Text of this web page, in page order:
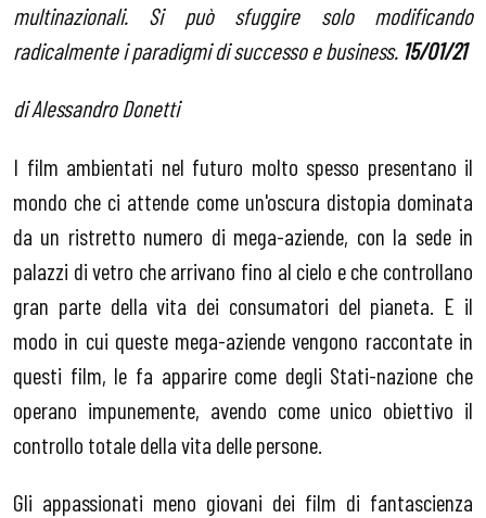
multinazionali. Si può sfuggire solo modificando
radicalmente i paradigmi di successo e business. 15/01/21
di Alessandro Donetti
I film ambientati nel futuro molto spesso presentano il
mondo che ci attende come un'oscura distopia dominata
da un ristretto numero di mega-aziende, con la sede in
palazzi di vetro che arrivano fino al cielo e che controllano
gran parte della vita dei consumatori del pianeta. E il
modo in cui queste mega-aziende vengono raccontate in
questi film, le fa apparire come degli Stati-nazione che
operano impunemente, avendo come unico obiettivo il
controllo totale della vita delle persone.
Gli appassionati meno giovani dei film di fantascienza